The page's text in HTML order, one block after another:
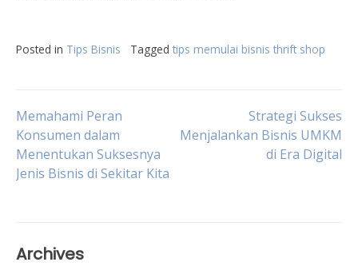
Posted in Tips Bisnis Tagged tips memulai bisnis thrift shop
Post
navigation
Memahami Peran
Konsumen dalam
Menentukan Suksesnya
Jenis Bisnis di Sekitar Kita
Strategi Sukses
Menjalankan Bisnis UMKM
di Era Digital
Archives